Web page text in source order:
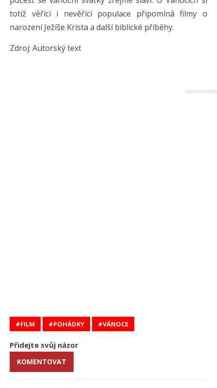
totiž věřící i nevěřící populace připomíná filmy o
narození Ježíše Krista a další biblické příběhy.
Zdroj: Autorský text
FILM POHÁDKY VÁNOCE
Přidejte svůj názor
KOMENTOVAT